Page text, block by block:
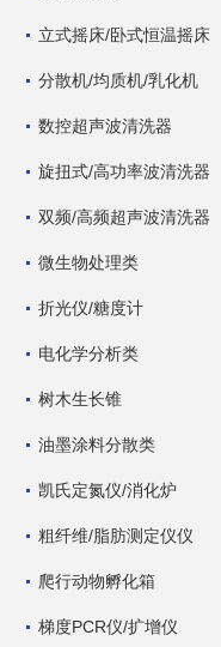
立式摇床/卧式恒温摇床
分散机/均质机/乳化机
数控超声波清洗器
旋扭式/高功率波清洗器
双频/高频超声波清洗器
微生物处理类
折光仪/糖度计
电化学分析类
树木生长锥
油墨涂料分散类
凯氏定氮仪/消化炉
粗纤维/脂肪测定仪仪
爬行动物孵化箱
梯度PCR仪/扩增仪